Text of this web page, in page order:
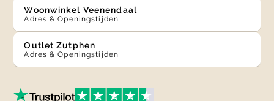
Woonwinkel Veenendaal
Adres & Openingstijden
Outlet Zutphen
Adres & Openingstijden